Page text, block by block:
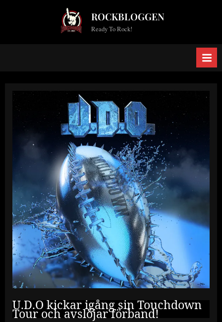
ROCKBLOGGEN
Ready To Rock!
U.D.O kickar igång sin Touchdown
Tour och avslöjar förband!